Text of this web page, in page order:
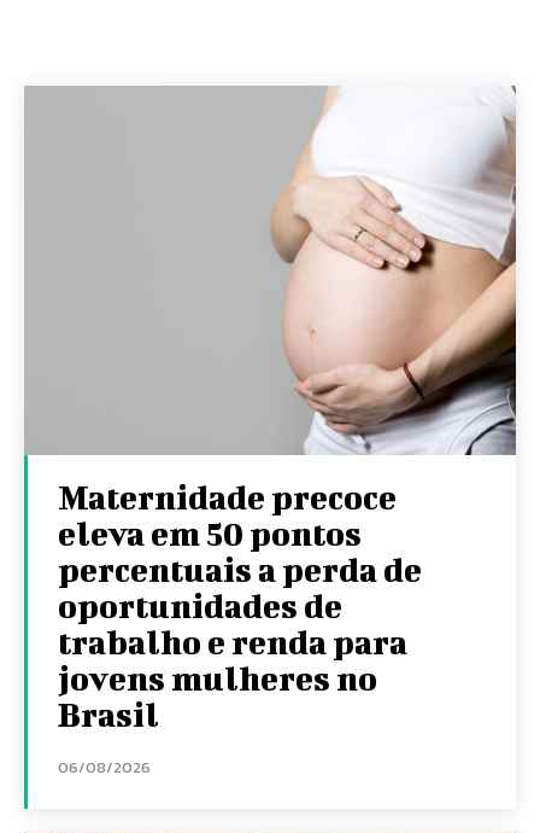
Maternidade precoce
eleva em 50 pontos
percentuais a perda de
oportunidades de
trabalho e renda para
jovens mulheres no
Brasil
06/08/2026